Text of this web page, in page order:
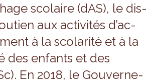
sco­laire (dAS), le dis­
aux acti­vi­tés d’ac­
à la sco­la­rité et à la
des enfants et des
En 2018, le Gou­ver­ne­